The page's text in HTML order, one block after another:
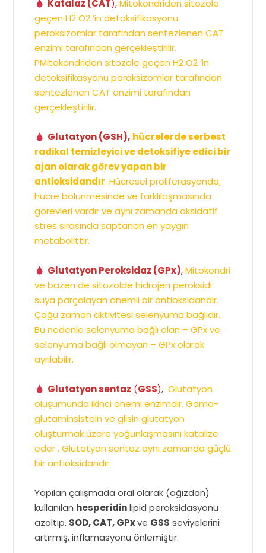
Katalaz (CAT),Mitokondriden sitozole
geçen H2 O2 ’in detoksifikasyonu
peroksizomlar tarafından sentezlenen CAT
enzimi tarafından gerçekleştirilir.
PMitokondriden sitozole geçen H2 O2 ’in
detoksifikasyonu peroksizomlar tarafından
sentezlenen CAT enzimi tarafından
gerçekleştirilir.
Glutatyon (GSH), hücrelerde serbest
radikal temizleyici ve detoksifiye edici bir
ajan olarak görev yapan bir
antioksidandır. Hücresel proliferasyonda,
hücre bölünmesinde ve farklılaşmasında
görevleri vardır ve aynı zamanda oksidatif
stres sırasında saptanan en yaygın
metabolittir.
Glutatyon Peroksidaz (GPx),Mitokondri
ve bazen de sitozolde hidrojen peroksidi
suya parçalayan önemli bir antioksidandır.
Çoğu zaman aktivitesi selenyuma bağlıdır.
Bu nedenle selenyuma bağlı olan – GPx ve
selenyuma bağlı olmayan – GPx olarak
ayrılabilir.
Glutatyon sentaz (GSS), Glutatyon
oluşumunda ikinci önemi enzimdir. Gama-
glutaminsistein ve glisin glutatyon
oluşturmak üzere yoğunlaşmasını katalize
eder . Glutatyon sentaz aynı zamanda güçlü
bir antioksidandır.
Yapılan çalışmada oral olarak (ağızdan)
kullanılan hesperidinlipid peroksidasyonu
azaltıp, SOD, CAT, GPxve GSS seviyelerini
artırmış, inflamasyonu önlemiştir.